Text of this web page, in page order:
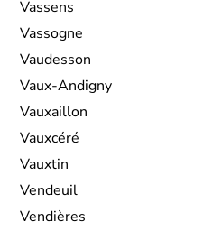
Vassens
Vassogne
Vaudesson
Vaux-Andigny
Vauxaillon
Vauxcéré
Vauxtin
Vendeuil
Vendières